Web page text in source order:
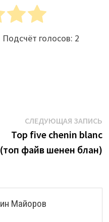
Подсчёт голосов: 2
СЛЕДУЮЩАЯ ЗАПИСЬ
Top five chenin blanc
(топ файв шенен блан)
Майоров